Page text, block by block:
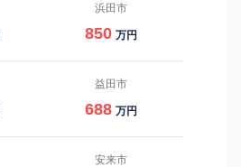
浜田市
850 万円
益田市
688 万円
安来市